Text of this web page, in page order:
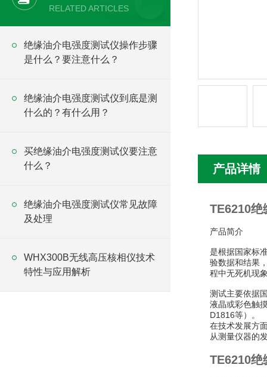
RELATED ARTICLES
绝缘油介电强度测试仪操作步骤
是什么？要注意什么？
绝缘油介电强度测试仪到底是测
什么的？有什么用？
买绝缘油介电强度测试仪要注意
什么？
绝缘油介电强度测试仪常见故障
及处理
WHX300B无线高压核相仪技术
特性与应用解析
产品详情
TE6210绝
产品简介
是根据国家标
验数据和结果
程中无死机现
测试主要依据
液晶或彩色触
D1816等）。
在技术发展方
从测量仪器的
TE6210绝